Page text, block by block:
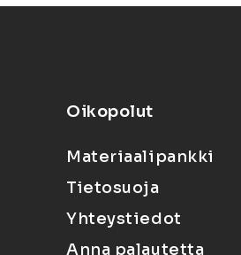
Oikopolut
Materiaalipankki
Tietosuoja
Yhteystiedot
Anna palautetta